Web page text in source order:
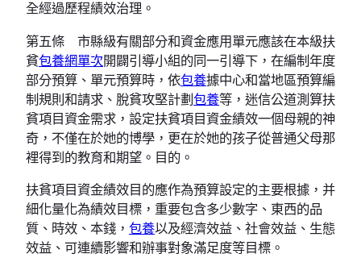
全經過歷程績效治理。
第五條 市縣級有關部分和資金應用單元應該在本級扶
貧包養網單次開闢引導小組的同一引導下，在編制年度
部分預算、單元預算時，依包養據中心和當地區預算編
制規則和請求、脫貧攻堅計劃包養等，迷信公道測算扶
貧項目資金需求，設定扶貧項目資金績效一個母親的神
奇，不僅在於她的博學，更在於她的孩子從普通父母那
裡得到的教育和期望。目的。
扶貧項目資金績效目的應作為預算設定的主要根據，并
細化量化為績效目標，重要包含多少數字、東西的品
質、時效、本錢， 包養以及經濟效益、社會效益、生態
效益、可連續影響和辦事對象滿足度等目標。